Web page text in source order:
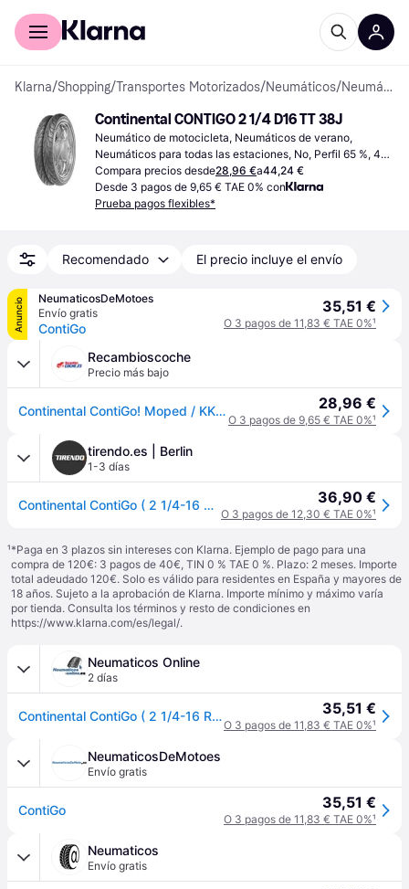
Comprar con Klarna
Klarna/Shopping/Transportes Motorizados/Neumáticos/ Neumáticos de motocicleta
Continental CONTIGO 2 1/4 D16 TT 38J
Neumático de motocicleta, Neumáticos de verano,
Neumáticos para todas las estaciones, No, Perfil 65 %, 45
%
Compara precios desde28,96 €a44,24 €
Desde 3 pagos de 9,65 € TAE 0% con
Prueba pagos flexibles*
Recomendado El precio incluye el envío
Anuncio
NeumaticosDeMotoes
Envío gratis
ContiGo
35,51 €
O 3 pagos de 11,83 € TAE 0%¹
Recambioscoche
Precio más bajo
Continental ContiGo! Moped / KKS 11 2 1/4/- R16 38J coche de turismo Neumáticos de verano Neumáticos 01200060000 28,96 €
O 3 pagos de 9,65 € TAE 0%¹
tirendo.es | Berlin
1-3 días
Continental ContiGo ( 2 1/4-16 RF TT 38J Rueda trasera, M/C, Rueda delantera ) - negro 36,90 €
O 3 pagos de 12,30 € TAE 0%¹
¹*Paga en 3 plazos sin intereses con Klarna. Ejemplo de pago para una
compra de 120€: 3 pagos de 40€, TIN 0 % TAE 0 %. Plazo: 2 meses. Importe
total adeudado 120€. Solo es válido para residentes en España y mayores de
18 años. Sujeto a la aprobación de Klarna. Importe mínimo y máximo varía
por tienda. Consulta los términos y resto de condiciones en
https://www.klarna.com/es/legal/.
Neumaticos Online
2 días
Continental ContiGo ( 2 1/4-16 RF TT 38J Rueda trasera, M/C, Rueda delantera ) 35,51 €
O 3 pagos de 11,83 € TAE 0%¹
NeumaticosDeMotoes
Envío gratis
ContiGo 35,51 €
O 3 pagos de 11,83 € TAE 0%¹
Neumaticos
Envío gratis